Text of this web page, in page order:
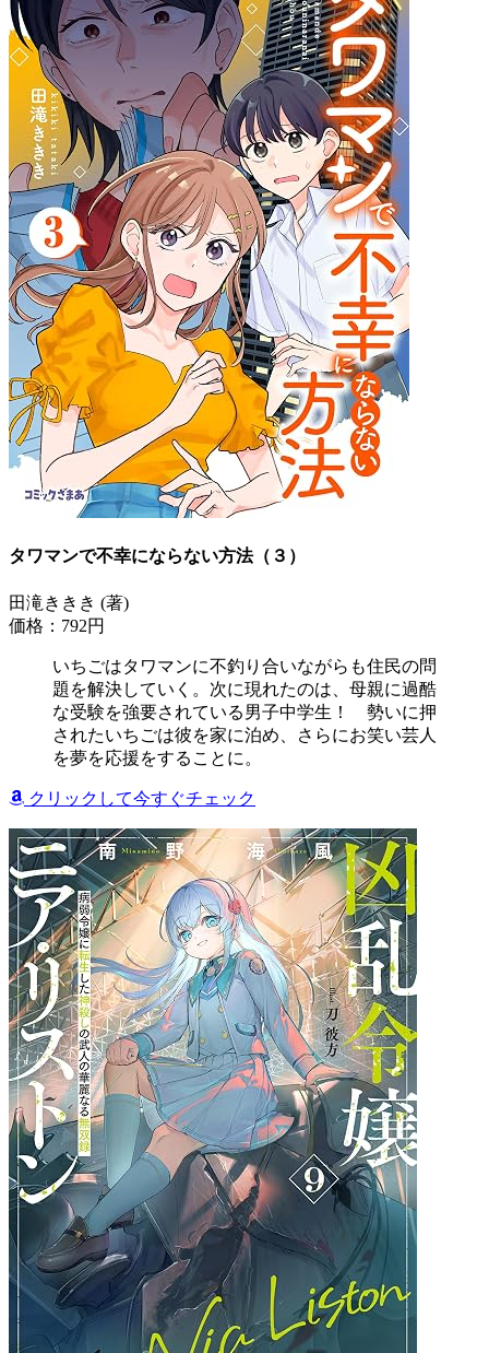
タワマンで不幸にならない方法（３）
田滝ききき (著)
価格：792円
いちごはタワマンに不釣り合いながらも住民の問
題を解決していく。次に現れたのは、母親に過酷
な受験を強要されている男子中学生！ 勢いに押
されたいちごは彼を家に泊め、さらにお笑い芸人
を夢を応援をすることに。
クリックして今すぐチェック